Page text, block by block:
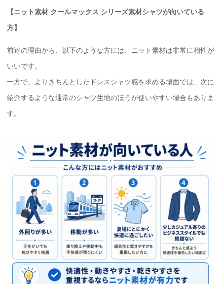
【ニット素材 クールマックス シリーズ素材シャツが向いている
方】
前述の理由から、以下のような方には、ニット素材は非常に相性が
いいです。
一方で、よりきちんとしたドレスシャツ感を求める場面では、次に
紹介するような通常のシャツ生地のほうが使いやすい場合もありま
す。